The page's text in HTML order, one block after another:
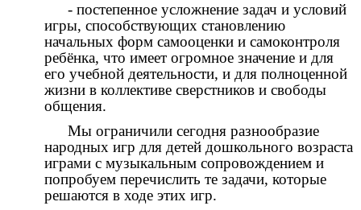
- постепенное усложнение задач и условий
игры, способствующих становлению
начальных форм самооценки и самоконтроля
ребёнка, что имеет огромное значение и для
его учебной деятельности, и для полноценной
жизни в коллективе сверстников и свободы
общения.
Мы ограничили сегодня разнообразие
народных игр для детей дошкольного возраста
играми с музыкальным сопровождением и
попробуем перечислить те задачи, которые
решаются в ходе этих игр.